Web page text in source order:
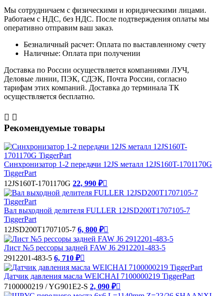
Мы сотрудничаем с физическими и юридическими лицами.
Работаем с НДС, без НДС. После подтверждения оплаты мы
оперативно отправим ваш заказ.
Безналичный расчет: Оплата по выставленному счету
Наличные: Оплата при получении
Доставка по России осуществляется компаниями ЛУЧ,
Деловые линии, ПЭК, СДЭК, Почта России, согласно
тарифам этих компаний. Доставка до терминала ТК
осуществляется бесплатно.
 
Рекомендуемые товары
Синхронизатор 1-2 передачи 12JS металл 12JS160T-1701170G
TiggerPart
12JS160T-1701170G 22, 990 ₽
Вал выходной делителя FULLER 12JSD200T1707105-7
TiggerPart
12JSD200T1707105-7 6, 800 ₽
Лист №5 рессоры задней FAW J6 2912201-483-5
2912201-483-5 6, 710 ₽
Датчик давления масла WEICHAI 7100000219 TiggerPart
7100000219 / YG901E2-S 2, 090 ₽